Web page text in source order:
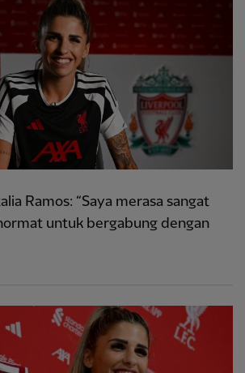
Ramos: “Saya merasa sangat
untuk bergabung dengan